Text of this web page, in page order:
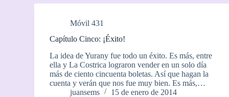
Móvil 431
Capítulo Cinco: ¡Éxito!
La idea de Yurany fue todo un éxito. Es más, entre
ella y La Costrica lograron vender en un solo día
más de ciento cincuenta boletas. Así que hagan la
cuenta y verán que nos fue muy bien. Es más,…
juansems
15 de enero de 2014